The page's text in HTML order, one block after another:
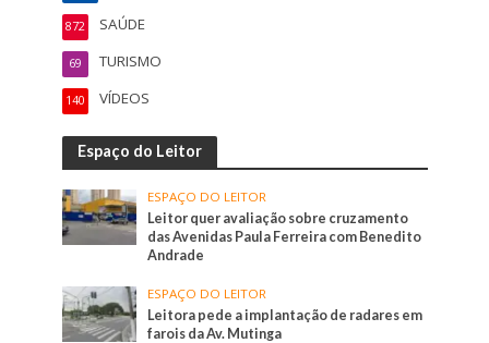
SAÚDE
872
TURISMO
69
VÍDEOS
140
Espaço do Leitor
ESPAÇO DO LEITOR
Leitor quer avaliação sobre cruzamento
das Avenidas Paula Ferreira com Benedito
Andrade
ESPAÇO DO LEITOR
Leitora pede a implantação de radares em
farois da Av. Mutinga